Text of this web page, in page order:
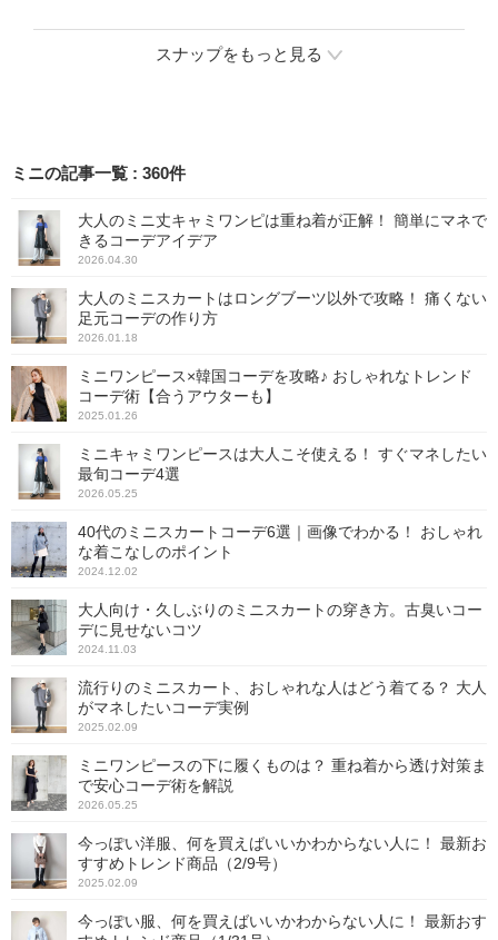
やストレートシルエットの
スナップをもっと見る
ミニの記事一覧 : 360件
大人のミニ丈キャミワンピは重ね着が正解！ 簡単にマネで
きるコーデアイデア
2026.04.30
大人のミニスカートはロングブーツ以外で攻略！ 痛くない
足元コーデの作り方
2026.01.18
ミニワンピース×韓国コーデを攻略♪ おしゃれなトレンド
コーデ術【合うアウターも】
2025.01.26
ミニキャミワンピースは大人こそ使える！ すぐマネしたい
最旬コーデ4選
2026.05.25
40代のミニスカートコーデ6選｜画像でわかる！ おしゃれ
な着こなしのポイント
2024.12.02
大人向け・久しぶりのミニスカートの穿き方。古臭いコー
デに見せないコツ
2024.11.03
流行りのミニスカート、おしゃれな人はどう着てる？ 大人
がマネしたいコーデ実例
2025.02.09
ミニワンピースの下に履くものは？ 重ね着から透け対策ま
で安心コーデ術を解説
2026.05.25
今っぽい洋服、何を買えばいいかわからない人に！ 最新お
すすめトレンド商品（2/9号）
2025.02.09
今っぽい服、何を買えばいいかわからない人に！ 最新おす